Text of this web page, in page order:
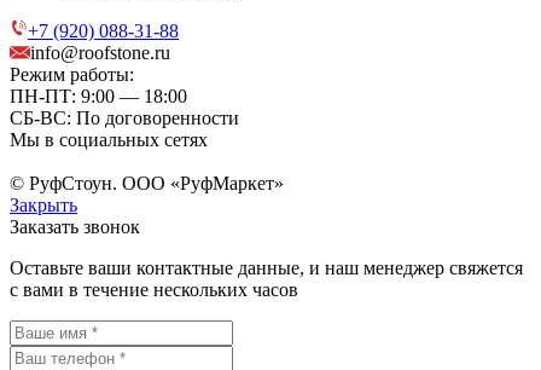
+7 (920) 088-31-88
info@roofstone.ru
Режим работы:
ПН-ПТ: 9:00 — 18:00
СБ-ВС: По договоренности
Мы в социальных сетях
© РуфСтоун. ООО «РуфМаркет»
Закрыть
Заказать звонок
Оставьте ваши контактные данные, и наш менеджер свяжется
с вами в течение нескольких часов